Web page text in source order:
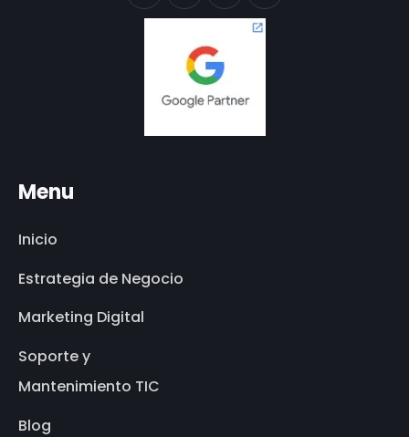
Menu
Inicio
Estrategia de Negocio
Marketing Digital
Soporte y
Mantenimiento TIC
Blog